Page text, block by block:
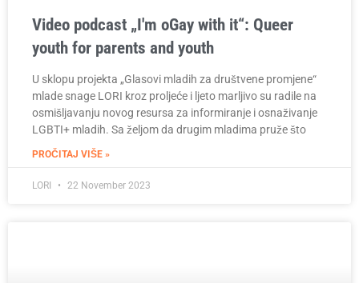
Video podcast „I'm oGay with it“: Queer
youth for parents and youth
U sklopu projekta „Glasovi mladih za društvene promjene“
mlade snage LORI kroz proljeće i ljeto marljivo su radile na
osmišljavanju novog resursa za informiranje i osnaživanje
LGBTI+ mladih. Sa željom da drugim mladima pruže što
PROČITAJ VIŠE »
LORI 22 November 2023